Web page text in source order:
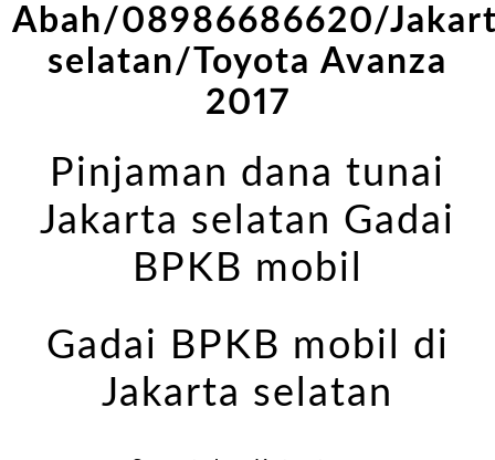
Abah/08986686620/
selatan/Toyota Avanza
2017
Pinjaman dana tunai
Jakarta selatan Gadai
BPKB mobil
Gadai BPKB mobil di
Jakarta selatan